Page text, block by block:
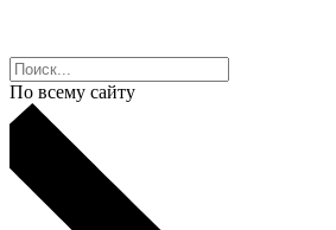
По всему сайту